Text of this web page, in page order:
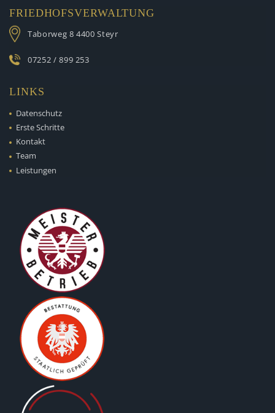
FRIEDHOFSVERWALTUNG
Taborweg 8 4400 Steyr
07252 / 899 253
LINKS
Datenschutz
Erste Schritte
Kontakt
Team
Leistungen